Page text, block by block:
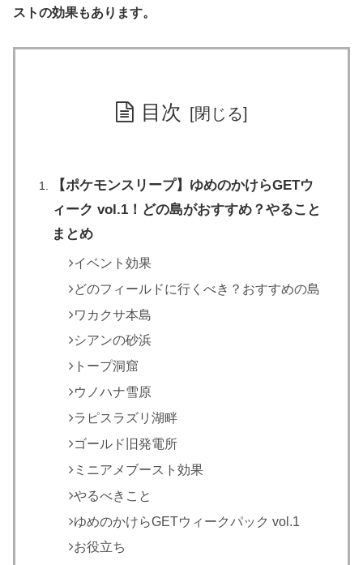
ストの効果もあります。
目次
【ポケモンスリープ】ゆめのかけらGETウ
ィーク vol.1！どの島がおすすめ？やること
まとめ
イベント効果
どのフィールドに行くべき？おすすめの島
ワカクサ本島
シアンの砂浜
トープ洞窟
ウノハナ雪原
ラピスラズリ湖畔
ゴールド旧発電所
ミニアメブースト効果
やるべきこと
ゆめのかけらGETウィークパック vol.1
お役立ち